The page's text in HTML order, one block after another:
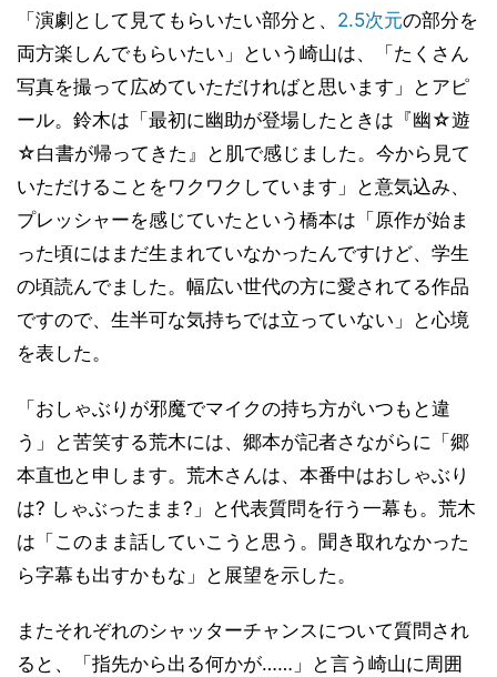
「演劇として見てもらいたい部分と、 2.5次元の部分を
両方楽しんでもらいたい」という崎山は、「たくさん
写真を撮って広めていただければと思います」とアピ
ール。鈴木は「最初に幽助が登場したときは『幽☆遊
☆白書が帰ってきた』と肌で感じました。今から見て
いただけることをワクワクしています」と意気込み、
プレッシャーを感じていたという橋本は「原作が始ま
った頃にはまだ生まれていなかったんですけど、学生
の頃読んでました。幅広い世代の方に愛されてる作品
ですので、生半可な気持ちでは立っていない」と心境
を表した。
「おしゃぶりが邪魔でマイクの持ち方がいつもと違
う」と苦笑する荒木には、郷本が記者さながらに「郷
本直也と申します。荒木さんは、本番中はおしゃぶり
は? しゃぶったまま?」と代表質問を行う一幕も。荒木
は「このまま話していこうと思う。聞き取れなかった
ら字幕も出すかもな」と展望を示した。
またそれぞれのシャッターチャンスについて質問され
ると、「指先から出る何かが……」と言う崎山に周囲